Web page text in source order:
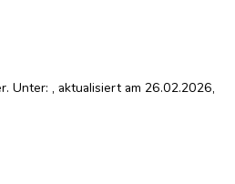
Unter:
, aktualisiert am 26.02.2026,